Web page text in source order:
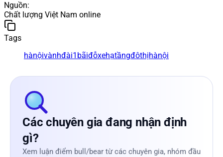
Nguồn:
Chất lượng Việt Nam online
Tags
hànộivànhđài1 bãiđỗxehạtầngđôthịhànội
Các chuyên gia đang nhận định
gì?
Xem luận điểm bull/bear từ các chuyên gia, nhóm đầu